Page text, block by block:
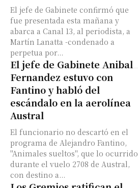
El jefe de Gabinete confirmó que
fue presentada esta mañana y
abarca a Canal 13, al periodista, a
Martín Lanatta -condenado a
perpetua por...
El jefe de Gabinete Anibal
Fernandez estuvo con
Fantino y habló del
escándalo en la aerolínea
Austral
El funcionario no descartó en el
programa de Alejandro Fantino,
"Animales sueltos", que lo ocurrido
durante el vuelo 2708 de Austral,
con destino a...